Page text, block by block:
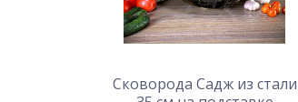
Сковорода Садж из стали